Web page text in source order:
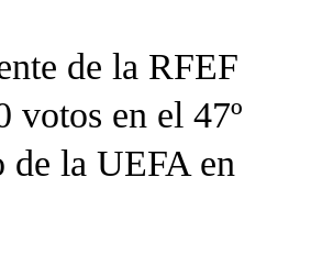
de la RFEF
votos en el 47º
de la UEFA en